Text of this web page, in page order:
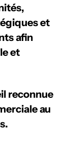
et
afin
et
reconnue
au